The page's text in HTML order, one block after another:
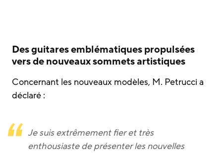
Des guitares emblématiques propulsées
vers de nouveaux sommets artistiques
Concernant les nouveaux modèles, M. Petrucci a
déclaré :
Je suis extrêmement fier et très
enthousiaste de présenter les nouvelles